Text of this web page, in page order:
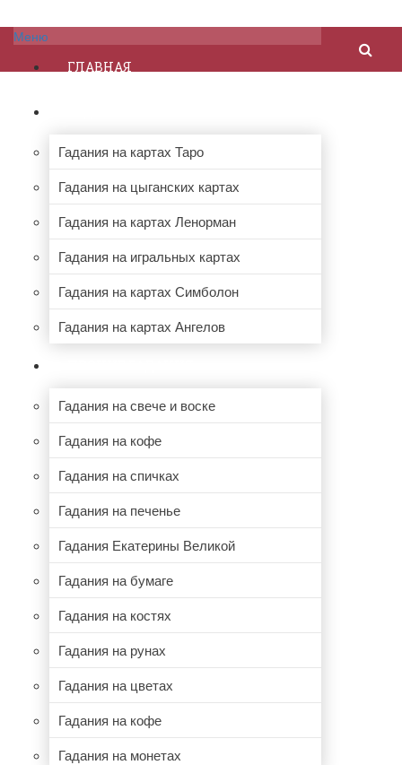
Меню
ГЛАВНАЯ
Гадания на картах Таро
Гадания на цыганских картах
Гадания на картах Ленорман
Гадания на игральных картах
Гадания на картах Симболон
Гадания на картах Ангелов
Гадания на свече и воске
Гадания на кофе
Гадания на спичках
Гадания на печенье
Гадания Екатерины Великой
Гадания на бумаге
Гадания на костях
Гадания на рунах
Гадания на цветах
Гадания на кофе
Гадания на монетах